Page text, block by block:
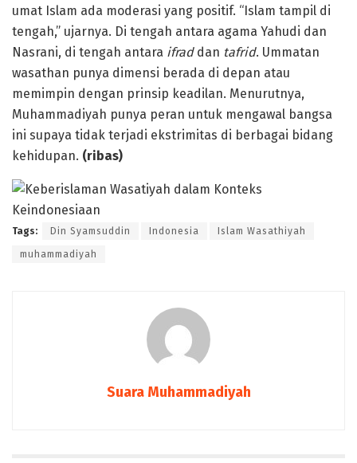
umat Islam ada moderasi yang positif. “Islam tampil di
tengah,” ujarnya. Di tengah antara agama Yahudi dan
Nasrani, di tengah antara ifraddan tafrid. Ummatan
wasathan punya dimensi berada di depan atau
memimpin dengan prinsip keadilan. Menurutnya,
Muhammadiyah punya peran untuk mengawal bangsa
ini supaya tidak terjadi ekstrimitas di berbagai bidang
kehidupan. (ribas)
Tags: Din Syamsuddin Indonesia Islam Wasathiyah
muhammadiyah
Suara Muhammadiyah